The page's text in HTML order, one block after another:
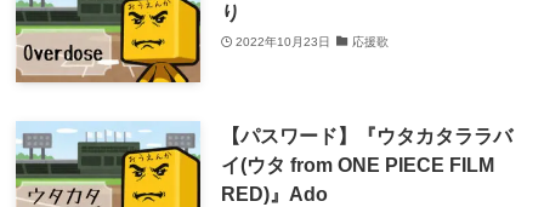
り
2022年10月23日 応援歌
【パスワード】『ウタカタララバ
イ(ウタ from ONE PIECE FILM
RED)』Ado